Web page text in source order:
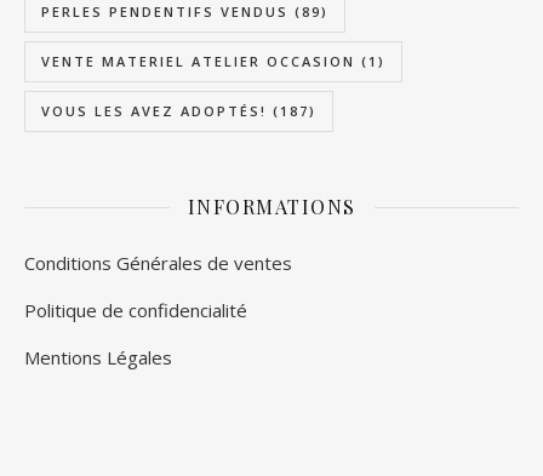
PERLES PENDENTIFS VENDUS (89)
VENTE MATERIEL ATELIER OCCASION (1)
VOUS LES AVEZ ADOPTÉS! (187)
INFORMATIONS
Conditions Générales de ventes
Politique de confidencialité
Mentions Légales